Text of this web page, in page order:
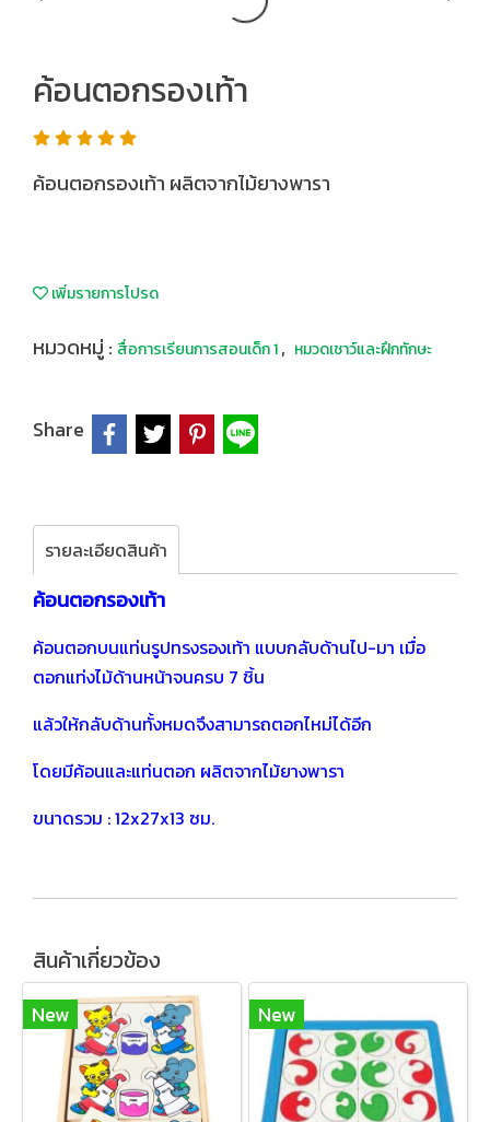
ค้อนตอกรองเท้า
ค้อนตอกรองเท้า ผลิตจากไม้ยางพารา
เพิ่มรายการโปรด
หมวดหมู่ : สื่อการเรียนการสอนเด็ก 1, หมวดเชาว์และฝึกทักษะ
Share
รายละเอียดสินค้า
ค้อนตอกรองเท้า
ค้อนตอกบนแท่นรูปทรงรองเท้า แบบกลับด้านไป-มา เมื่อ
ตอกแท่งไม้ด้านหน้าจนครบ 7 ชิ้น
แล้วให้กลับด้านทั้งหมดจึงสามารถตอกไหม่ได้อีก
โดยมีค้อนและแท่นตอก ผลิตจากไม้ยางพารา
ขนาดรวม : 12x27x13 ซม.
สินค้าเกี่ยวข้อง
New New